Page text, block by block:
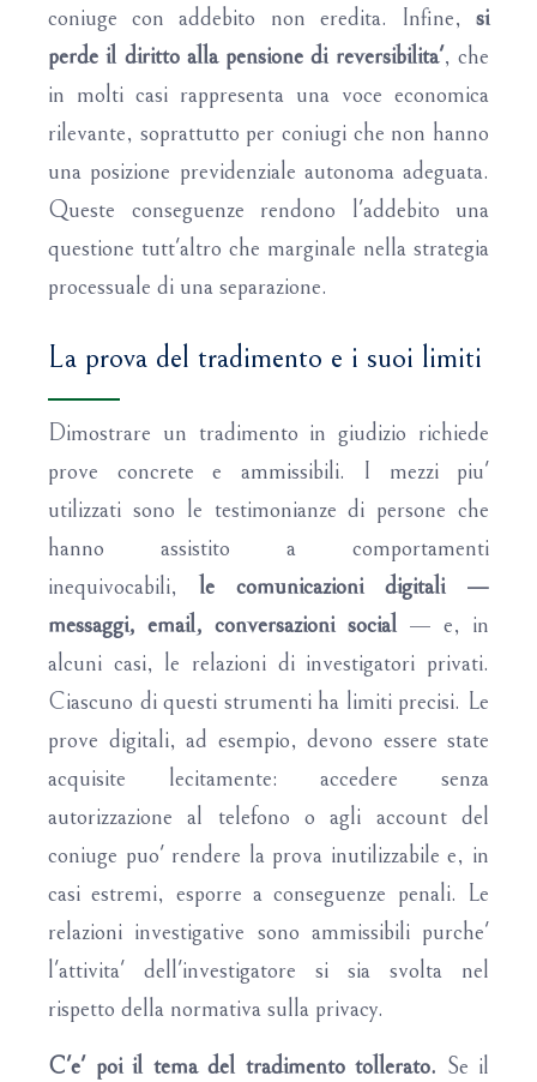
coniuge con addebito non eredita. Infine, si
perde il diritto alla pensione di reversibilita', che
in molti casi rappresenta una voce economica
rilevante, soprattutto per coniugi che non hanno
una posizione previdenziale autonoma adeguata.
Queste conseguenze rendono l'addebito una
questione tutt'altro che marginale nella strategia
processuale di una separazione.
La prova del tradimento e i suoi limiti
Dimostrare un tradimento in giudizio richiede
prove concrete e ammissibili. I mezzi piu'
utilizzati sono le testimonianze di persone che
hanno assistito a comportamenti
inequivocabili, le comunicazioni digitali —
messaggi, email, conversazioni social— e, in
alcuni casi, le relazioni di investigatori privati.
Ciascuno di questi strumenti ha limiti precisi. Le
prove digitali, ad esempio, devono essere state
acquisite lecitamente: accedere senza
autorizzazione al telefono o agli account del
coniuge puo' rendere la prova inutilizzabile e, in
casi estremi, esporre a conseguenze penali. Le
relazioni investigative sono ammissibili purche'
l'attivita' dell'investigatore si sia svolta nel
rispetto della normativa sulla privacy.
C'e' poi il tema del tradimento tollerato. Se il